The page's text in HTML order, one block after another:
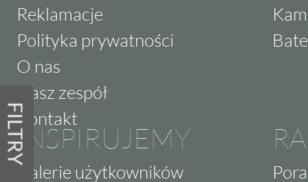
FILTRY
Reklamacje
Polityka prywatności
O nas
Nasz zespół
Kontakt
INSPIRUJEMY
Galerie użytkowników